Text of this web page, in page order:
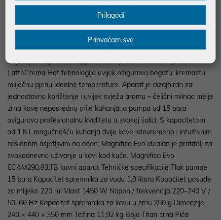
Aparat za kavu De'Longhi Magnifica Evo ECAM290.83.TB
De'Longhi Magnifica Evo ECAM290.83.TB kombinira moderan
dizajn od titana s naprednim značajkama za savršenu kavu.
Jednim dodirom možete birati između sedam popularnih napitaka,
uključujući espresso, cappuccino, my latte i vruće mlijeko, dok
LatteCrema Hot tehnologija uvijek osigurava bogatu, kremastu
mliječnu pjenu idealne temperature. Aparat je dizajniran za
jednostavno korištenje i uvijek svježu aromu – čelični mlinac melje
zrna kave neposredno prije kuhanja, a pumpa od 15 bara
osigurava profesionalnu kvalitetu u svakoj šalici. S kapacitetom
od 1,8 l, mogućnošću kuhanja dvije kave istovremeno i intuitivnim
zaslonom osjetljivim na dodir, Magnifica Evo idealan je pratitelj za
svakodnevno uživanje u kavi kod kuće. Magnifica Evo
ECAM290.83.TB kavni aparat Tehničke specifikacije Tlak pumpe
15 bara Kapacitet spremnika za vodu 1,8 litara Kapacitet posude
za mlijeko 220 ml Vlast 1450 W Napon / frekvencija 220–240 V /
50–60 Hz Kapacitet spremnika za kavu u zrnu 250 g Dimenzije
240 × 440 × 350 mm Težina 11,92 kg Boja Titan crna Pića
Prilagodi
Prihvaćam sve